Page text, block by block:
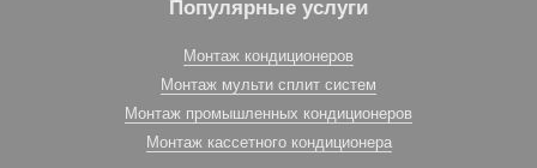
Популярные услуги
Монтаж кондиционеров
Монтаж мульти сплит систем
Монтаж промышленных кондиционеров
Монтаж кассетного кондиционера